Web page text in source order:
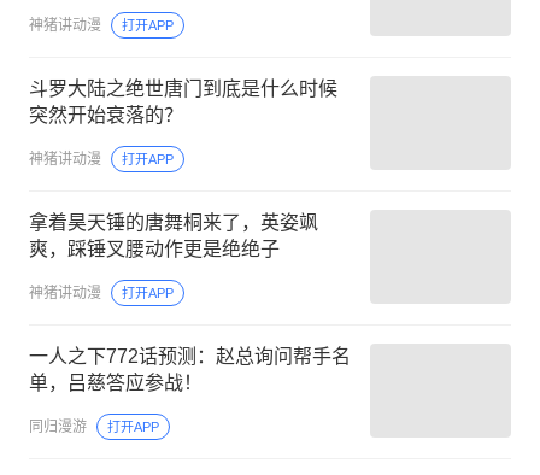
神猪讲动漫 打开APP
斗罗大陆之绝世唐门到底是什么时候
突然开始衰落的？
神猪讲动漫 打开APP
拿着昊天锤的唐舞桐来了，英姿飒
爽，踩锤叉腰动作更是绝绝子
神猪讲动漫 打开APP
一人之下772话预测：赵总询问帮手名
单，吕慈答应参战！
同归漫游 打开APP